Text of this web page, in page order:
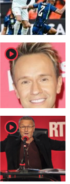
player2
player2